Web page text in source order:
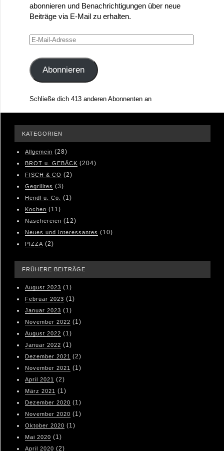
abonnieren und Benachrichtigungen über neue
Beiträge via E-Mail zu erhalten.
E-
Adresse
Abonnieren
Schließe dich 413 anderen Abonnenten an
KATEGORIEN
Allgemein (28)
BROT u. GEBÄCK (204)
FISCH & CO (2)
Gegrilltes (3)
Hendl u. Co. (1)
Kochen (11)
Naschereien (12)
Neues und Interessantes (10)
PIZZA (2)
FRÜHERE BEITRÄGE
August 2023 (1)
Februar 2023 (1)
Januar 2023 (1)
November 2022 (1)
August 2022 (1)
Januar 2022 (1)
Dezember 2021 (2)
November 2021 (1)
April 2021 (2)
März 2021 (1)
Dezember 2020 (1)
November 2020 (1)
Oktober 2020 (1)
Mai 2020 (1)
April 2020 (2)